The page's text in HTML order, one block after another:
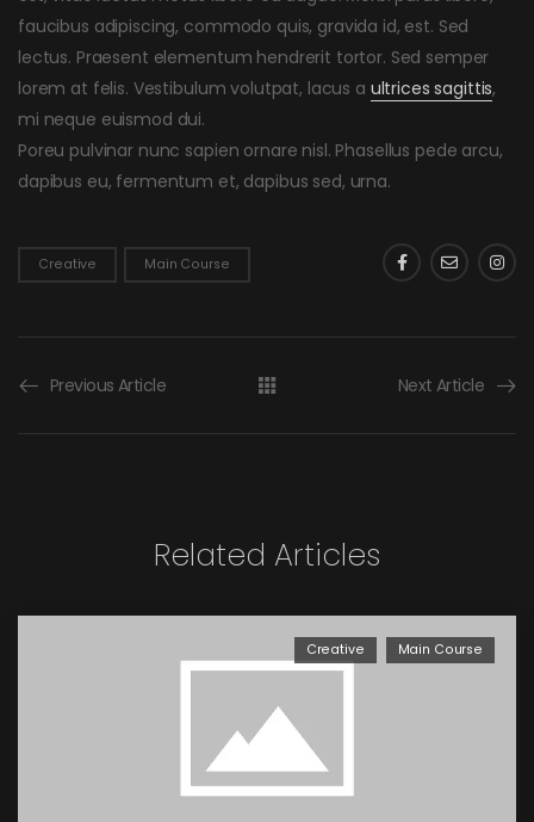
faucibus adipiscing, commodo quis, gravida id, est. Sed
lectus. Praesent elementum hendrerit tortor. Sed semper
lorem at felis. Vestibulum volutpat, lacus a ultrices sagittis,
mi neque euismod dui.
Poreu pulvinar nunc sapien ornare nisl. Phasellus pede arcu,
dapibus eu, fermentum et, dapibus sed, urna.
Creative Main Course
Previous Article Next Article
Related Articles
Creative Main Course